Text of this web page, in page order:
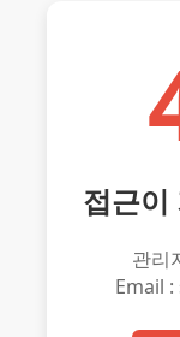
접근이
관리
Email